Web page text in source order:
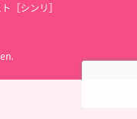
［シンリ］